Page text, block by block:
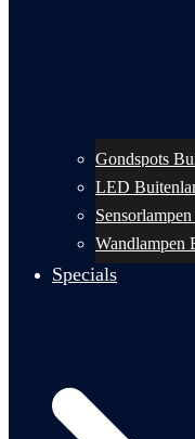
Gondspots
LED
Wandlampen
Specials